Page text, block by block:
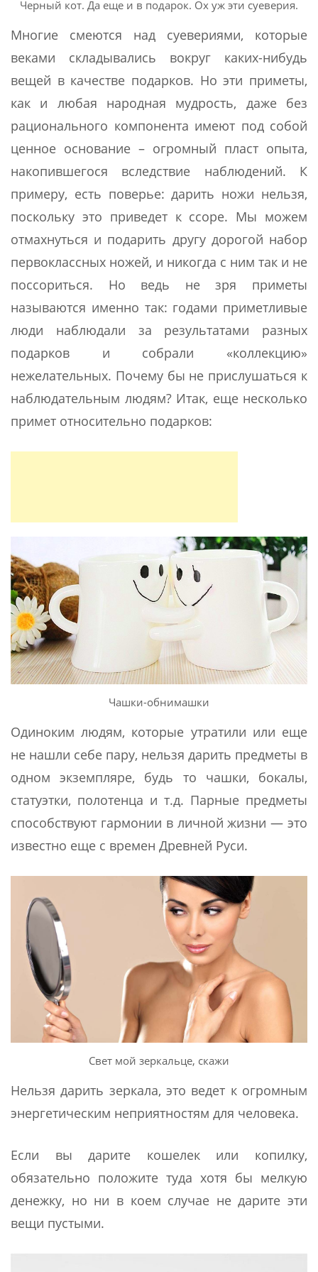
Черный кот. Да еще и в подарок. Ох уж эти суеверия.
Многие смеются над суевериями, которые
веками складывались вокруг каких-нибудь
вещей в качестве подарков. Но эти приметы,
как и любая народная мудрость, даже без
рационального компонента имеют под собой
ценное основание – огромный пласт опыта,
накопившегося вследствие наблюдений. К
примеру, есть поверье: дарить ножи нельзя,
поскольку это приведет к ссоре. Мы можем
отмахнуться и подарить другу дорогой набор
первоклассных ножей, и никогда с ним так и не
поссориться. Но ведь не зря приметы
называются именно так: годами приметливые
люди наблюдали за результатами разных
подарков и собрали «коллекцию»
нежелательных. Почему бы не прислушаться к
наблюдательным людям? Итак, еще несколько
примет относительно подарков:
Чашки-обнимашки
Одиноким людям, которые утратили или еще
не нашли себе пару, нельзя дарить предметы в
одном экземпляре, будь то чашки, бокалы,
статуэтки, полотенца и т.д. Парные предметы
способствуют гармонии в личной жизни — это
известно еще с времен Древней Руси.
Свет мой зеркальце, скажи
Нельзя дарить зеркала, это ведет к огромным
энергетическим неприятностям для человека.
Если вы дарите кошелек или копилку,
обязательно положите туда хотя бы мелкую
денежку, но ни в коем случае не дарите эти
вещи пустыми.